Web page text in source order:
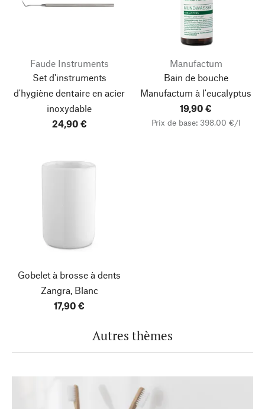
Faude Instruments
Set d'instruments
d'hygiène dentaire en acier
inoxydable
24,90 €
Manufactum
Bain de bouche
Manufactum à l'eucalyptus
19,90 €
Prix de base: 398,00 €/l
Gobelet à brosse à dents
Zangra, Blanc
17,90 €
Autres thèmes